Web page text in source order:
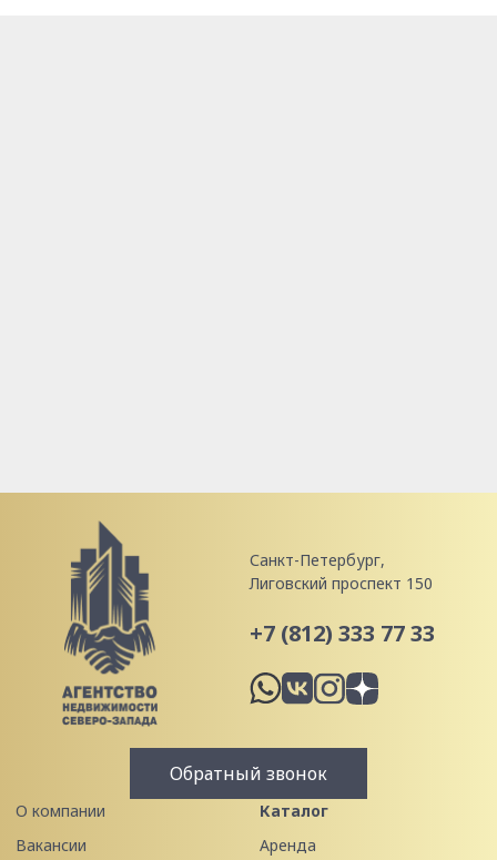
Санкт-Петербург,
Лиговский проспект 150
+7 (812) 333 77 33
Обратный звонок
О компании
Вакансии
Каталог
Аренда